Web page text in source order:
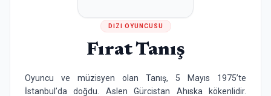
DIZI OYUNCUSU
Fırat Tanış
Oyuncu ve müzisyen olan Tanış, 5 Mayıs 1975’te
İstanbul’da doğdu. Aslen Gürcistan Ahıska kökenlidir.